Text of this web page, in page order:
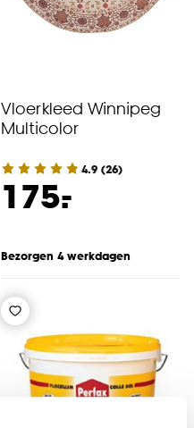
Vloerkleed Winnipeg
Multicolor
4.9 (26)
175.
-
Bezorgen 4 werkdagen